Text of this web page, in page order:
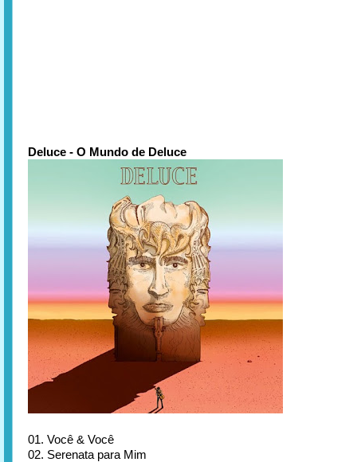
Deluce - O Mundo de Deluce
01. Você & Você
02. Serenata para Mim